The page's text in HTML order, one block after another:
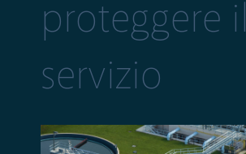
proteggere il
servizio